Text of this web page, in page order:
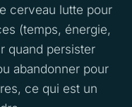
cerveau lutte pour
(temps, énergie,
quand persister
abandonner pour
ce qui est un